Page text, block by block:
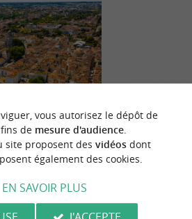
faire à Saintes
Que faire en
Saintes ?
vous autorisez le dépôt de
de mesure d'audience.
site proposent des vidéosdont
également des cookies.
EN SAVOIR PLUS